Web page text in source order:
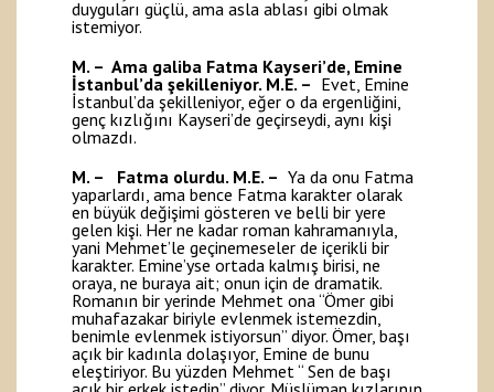
duyguları güçlü, ama asla ablası gibi olmak
istemiyor.
M. – Ama galiba Fatma Kayseri’de, Emine
İstanbul’da şekilleniyor. M.E. – Evet, Emine
İstanbul’da şekilleniyor, eğer o da ergenliğini,
genç kızlığını Kayseri’de geçirseydi, aynı kişi
olmazdı.
M. – Fatma olurdu. M.E. – Ya da onu Fatma
yaparlardı, ama bence Fatma karakter olarak
en büyük değişimi gösteren ve belli bir yere
gelen kişi. Her ne kadar roman kahramanıyla,
yani Mehmet’le geçinemeseler de içerikli bir
karakter. Emine’yse ortada kalmış birisi, ne
oraya, ne buraya ait; onun için de dramatik.
Romanın bir yerinde Mehmet ona “Ömer gibi
muhafazakar biriyle evlenmek istemezdin,
benimle evlenmek istiyorsun” diyor. Ömer, başı
açık bir kadınla dolaşıyor, Emine de bunu
eleştiriyor. Bu yüzden Mehmet “ Sen de başı